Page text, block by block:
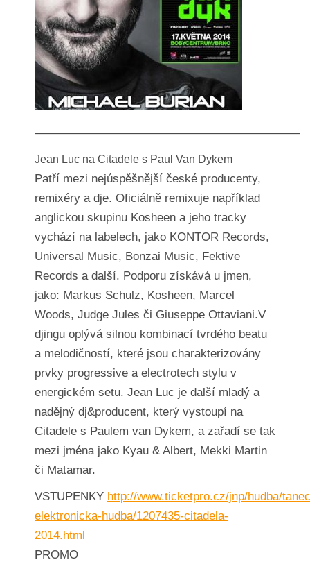
——————————————————————–
Jean Luc na Citadele s Paul Van Dykem
Patří mezi nejúspěšnější české producenty,
remixéry a dje. Oficiálně remixuje například
anglickou skupinu Kosheen a jeho tracky
vychází na labelech, jako KONTOR Records,
Universal Music, Bonzai Music, Fektive
Records a další. Podporu získává u jmen,
jako: Markus Schulz, Kosheen, Marcel
Woods, Judge Jules či Giuseppe Ottaviani.V
djingu oplývá silnou kombinací tvrdého beatu
a melodičností, které jsou charakterizovány
prvky progressive a electrotech stylu v
energickém setu. Jean Luc je další mladý a
nadějný dj&producent, který vystoupí na
Citadele s Paulem van Dykem, a zařadí se tak
mezi jména jako Kyau & Albert, Mekki Martin
či Matamar.
VSTUPENKY http://www.ticketpro.cz/jnp/hudba/
elektronicka-hudba/1207435-citadela-
2014.html
PROMO